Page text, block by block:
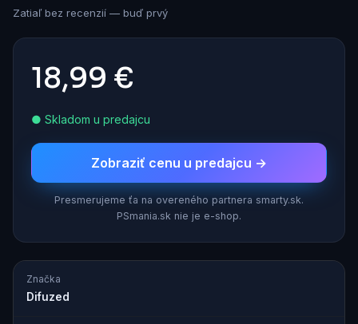
Zatiaľ bez recenzií — buď prvý
18,99 €
● Skladom u predajcu
Zobraziť cenu u predajcu →
Presmerujeme ťa na overeného partnera smarty.sk.
PSmania.sk nie je e-shop.
Značka
Difuzed